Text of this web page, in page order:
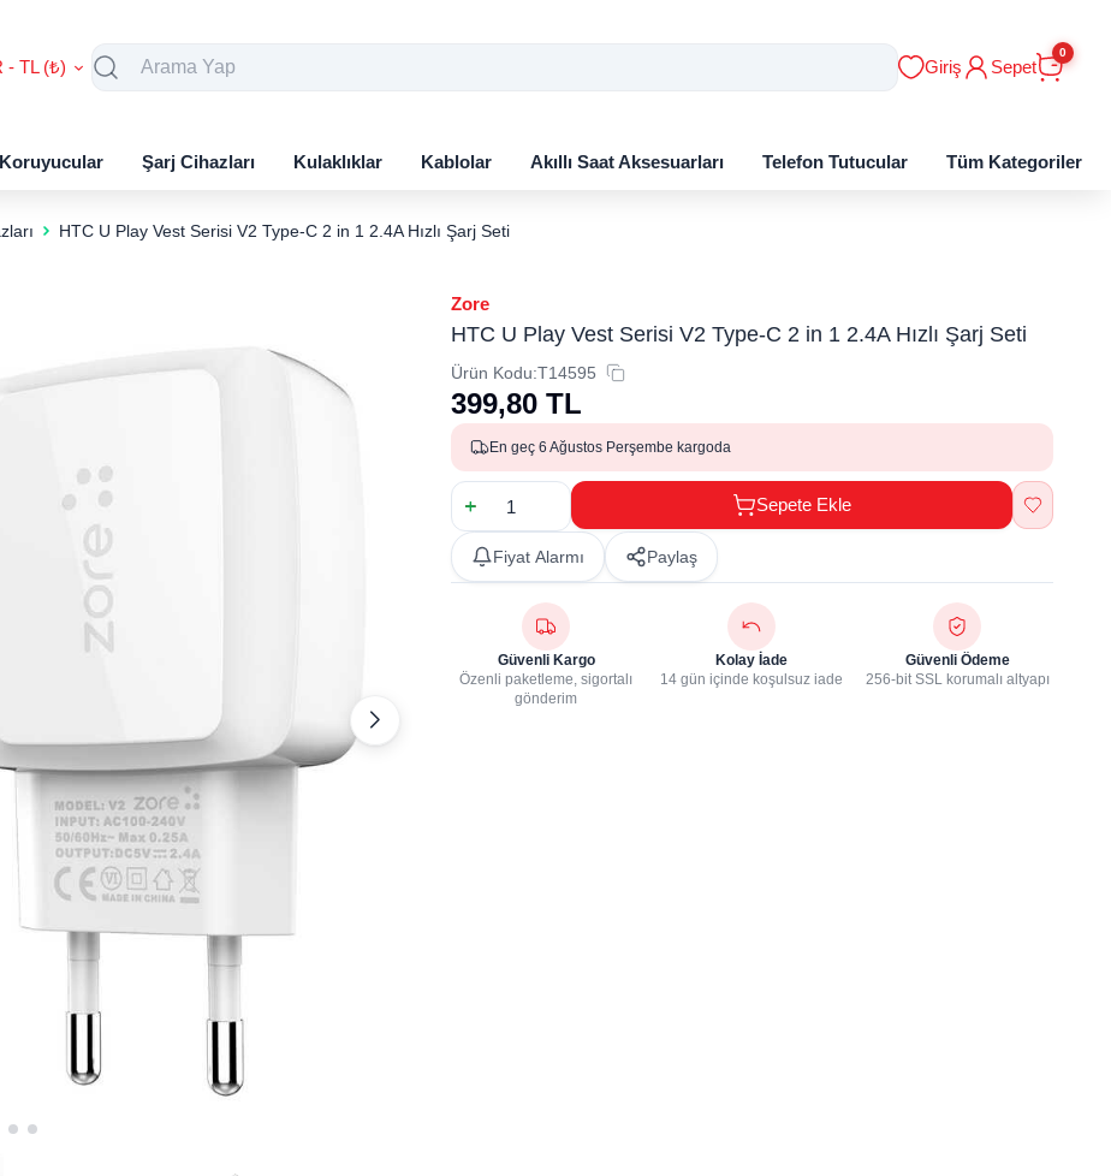
- TL (₺) Giriş Sepet
0
Şarj Cihazları Kulaklıklar Kablolar Akıllı Saat Aksesuarları Telefon Tutucular Tüm Kategoriler
HTC U Play Vest Serisi V2 Type-C 2 in 1 2.4A Hızlı Şarj Seti
Zore
HTC U Play Vest Serisi V2 Type-C 2 in 1 2.4A Hızlı Şarj Seti
Ürün Kodu:T14595
399,80 TL
En geç 6 Ağustos Perşembe kargoda
Sepete Ekle
Fiyat Alarmı Paylaş
Güvenli Kargo
Özenli paketleme, sigortalı
gönderim
Kolay İade
14 gün içinde koşulsuz iade
Güvenli Ödeme
256-bit SSL korumalı altyapı